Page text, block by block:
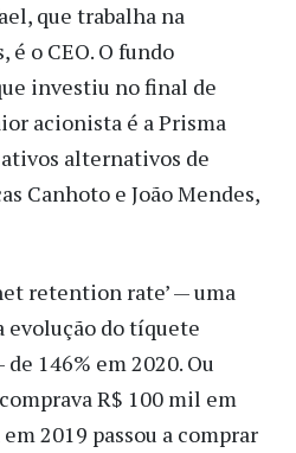
que trabalha na
é o CEO. O fundo
investiu no final de
acionista é a Prisma
alternativos de
Canhoto e João Mendes,
retention rate’ — uma
evolução do tíquete
146% em 2020. Ou
R$ 100 mil em
2019 passou a comprar